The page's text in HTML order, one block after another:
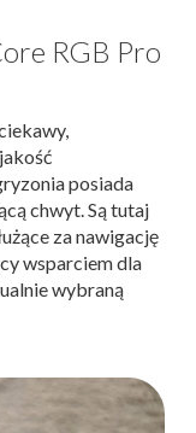
RGB Pro
posiada
chwyt. Są tutaj
za nawigację
wsparciem dla
wybraną